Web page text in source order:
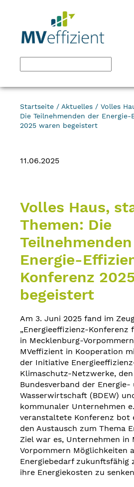
Startseite / Aktuelles / Volles
Die Teilnehmenden der
2025 waren begeistert
11.06.2025
Volles Haus,
Themen: Die
Energie-
Konferenz
begeistert
Am 3. Juni 2025 fand im
„Energieeffizienz-Konferenz
in Mecklenburg-
MVeffizient in Kooperation
der Initiative
Klimaschutz-Netzwerke, den
Bundesverband der Energie-
Wasserwirtschaft (BDEW)
kommunaler Unternehmen e.
veranstaltete Konferenz bot
den Austausch zum Thema
Ziel war es, Unternehmen in
Vorpommern Möglichkeiten
Energiebedarf zukunftsfähig
ihre Energiekosten zu senken